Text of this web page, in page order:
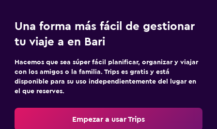
Una forma más fácil de gestionar
tu viaje a en Bari
Hacemos que sea súper fácil planificar, organizar y viajar
con los amigos o la familia. Trips es gratis y está
disponible para su uso independientemente del lugar en
el que reserves.
Empezar a usar Trips